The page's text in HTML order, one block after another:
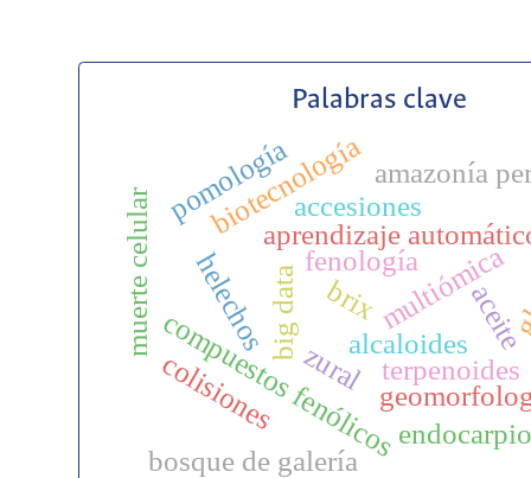
Palabras clave
aprendizaje
big data multiómica
alcaloides
biotecnología
compuestos fenólicosterpenoides
muerte celular
bosque de galería
fenología
helechos
zural
accesiones
amazonía
aceite
brix
pomología
colisiones